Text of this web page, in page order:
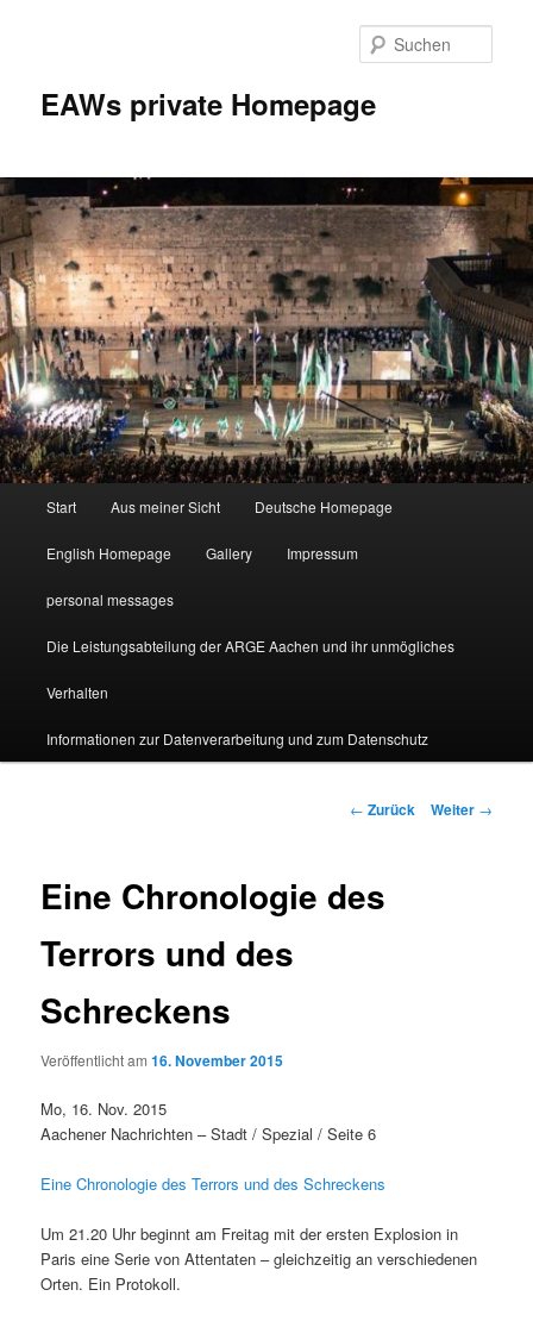
EAWs private Homepage
Start Aus meiner Sicht Deutsche Homepage
English Homepage Gallery Impressum
personal messages
Die Leistungsabteilung der ARGE Aachen und ihr unmögliches
Verhalten
Informationen zur Datenverarbeitung und zum Datenschutz
Beitragsnavigation
← Zurück Weiter →
Eine Chronologie des
Terrors und des
Schreckens
Veröffentlicht am16. November 2015
Mo, 16. Nov. 2015
Aachener Nachrichten – Stadt / Spezial / Seite 6
Eine Chronologie des Terrors und des Schreckens
Um 21.20 Uhr beginnt am Freitag mit der ersten Explosion in
Paris eine Serie von Attentaten – gleichzeitig an verschiedenen
Orten. Ein Protokoll.